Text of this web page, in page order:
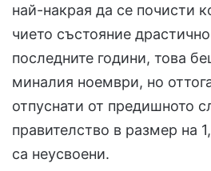
най-накрая да се почисти
чието състояние
последните години, това
миналия ноември, но
отпуснати от предишното
правителство в размер на
са неусвоени.